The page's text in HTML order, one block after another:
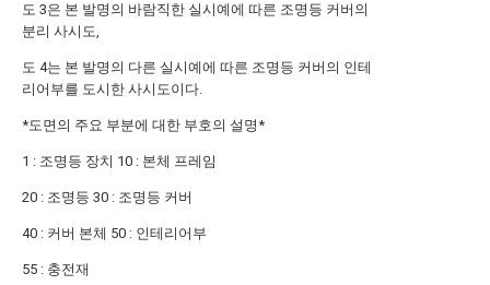
도 3은 본 발명의 바람직한 실시예에 따른 조명등 커버의
분리 사시도,
도 4는 본 발명의 다른 실시예에 따른 조명등 커버의 인테
리어부를 도시한 사시도이다.
*도면의 주요 부분에 대한 부호의 설명*
1 : 조명등 장치 10 : 본체 프레임
20 : 조명등 30 : 조명등 커버
40 : 커버 본체 50 : 인테리어부
55 : 충전재